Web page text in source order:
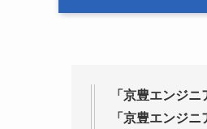
「京豊エンジ
「京豊エンジ